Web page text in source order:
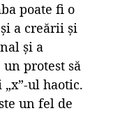
poate fi o
a creării și
și a
protest să
„x”-ul haotic.
un fel de